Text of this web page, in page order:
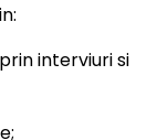
interviuri si